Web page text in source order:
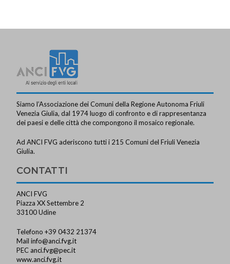
Siamo l’Associazione dei Comuni della Regione Autonoma Friuli
Venezia Giulia, dal 1974 luogo di confronto e di rappresentanza
dei paesi e delle città che compongono il mosaico regionale.
Ad ANCI FVG aderiscono tutti i 215 Comuni del Friuli Venezia
Giulia.
CONTATTI
ANCI FVG
Piazza XX Settembre 2
33100 Udine
Telefono +39 0432 21374
Mailinfo@anci.fvg.it
PEC anci.fvg@pec.it
www.anci.fvg.it